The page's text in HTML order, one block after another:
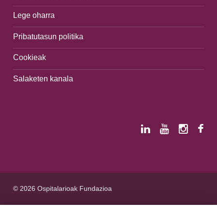
Lege oharra
Pribatutasun politika
Cookieak
Salaketen kanala
© 2026 Ospitalarioak Fundazioa